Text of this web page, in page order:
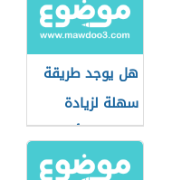
هل يوجد طريقة
سهلة لزيادة
الوزن في أسبوع؟